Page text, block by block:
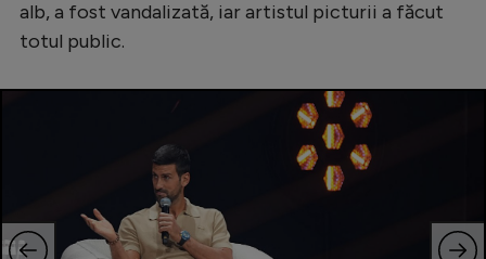
Bundesliga
Starurile fotbalului
EURO 2024
Stranieri
alb, a fost vandalizată, iar artistul picturii a făcut
totul public.